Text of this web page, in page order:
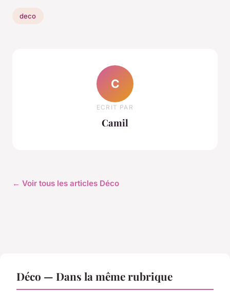
deco
C
ECRIT PAR
Camil
← Voir tous les articles Déco
Déco — Dans la même rubrique